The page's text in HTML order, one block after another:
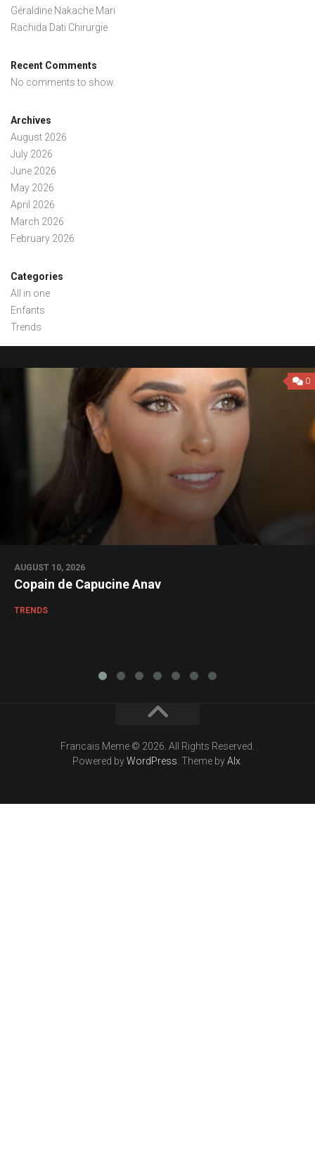
Géraldine Nakache Mari
Rachida Dati Chirurgie
Recent Comments
No comments to show.
Archives
August 2026
July 2026
June 2026
May 2026
April 2026
March 2026
February 2026
Categories
All in one
Enfants
Trends
0
AUGUST 10, 2026
Copain de Capucine Anav
TRENDS
Francais Meme © 2026. All Rights Reserved.
Powered byWordPress . Theme byAlx